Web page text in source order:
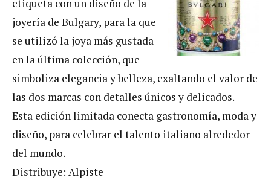
etiqueta con un diseño de la
joyería de Bulgary, para la que
se utilizó la joya más gustada
en la última colección, que
simboliza elegancia y belleza, exaltando el valor de
las dos marcas con detalles únicos y delicados.
Esta edición limitada conecta gastronomía, moda y
diseño, para celebrar el talento italiano alrededor
del mundo.
Distribuye: Alpiste